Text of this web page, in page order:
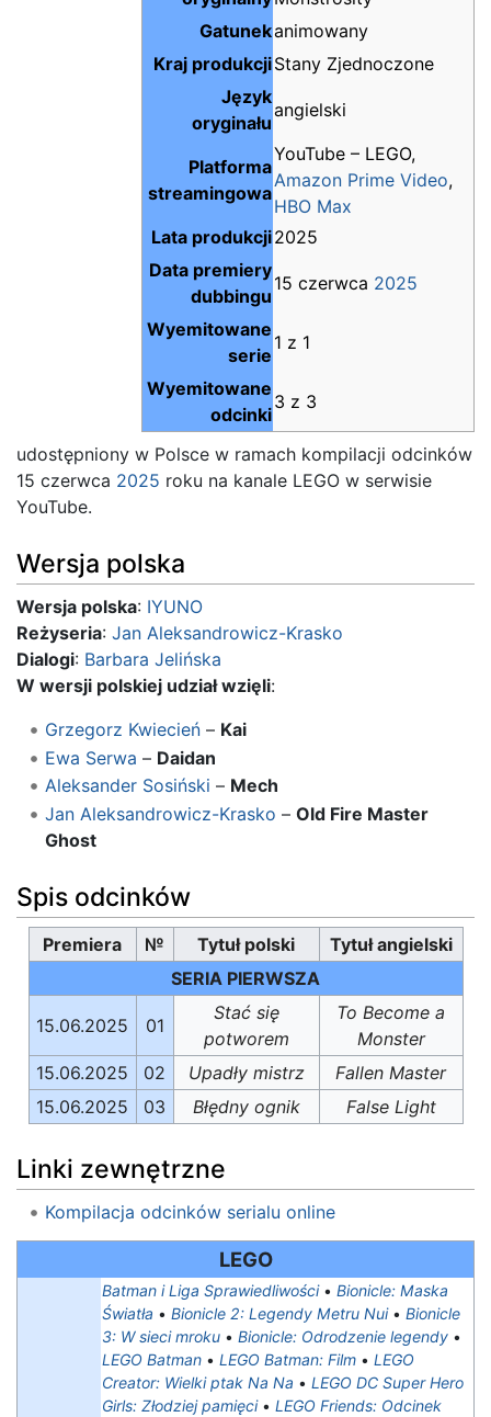
Gatunekanimowany
Kraj produkcjiStany Zjednoczone
Język
oryginału
angielski
Platforma
streamingowa
YouTube – LEGO,
Amazon Prime Video,
HBO Max
Lata produkcji2025
Data premiery
dubbingu
15 czerwca 2025
Wyemitowane
serie
1 z 1
Wyemitowane
odcinki
3 z 3
udostępniony w Polsce w ramach kompilacji odcinków
15 czerwca 2025 roku na kanale LEGO w serwisie
YouTube.
Wersja polska
Wersja polska: IYUNO
Reżyseria: Jan Aleksandrowicz-Krasko
Dialogi: Barbara Jelińska
W wersji polskiej udział wzięli:
Grzegorz Kwiecień– Kai
Ewa Serwa – Daidan
Aleksander Sosiński – Mech
Jan Aleksandrowicz-Krasko – Old Fire Master
Ghost
Spis odcinków
Premiera № Tytuł polski
Tytuł angielski
SERIA PIERWSZA
15.06.2025 01
Stać się
potworem
To Become a
Monster
15.06.2025
02 Upadły mistrz
Fallen Master
15.06.2025
03 Błędny ognik False Light
Linki zewnętrzne
Kompilacja odcinków serialu online
LEGO
Batman i Liga Sprawiedliwości• Bionicle: Maska
Światła • Bionicle 2: Legendy Metru Nui• Bionicle
3: W sieci mroku • Bionicle: Odrodzenie legendy •
LEGO Batman • LEGO Batman: Film • LEGO
Creator: Wielki ptak Na Na • LEGO DC Super Hero
Girls: Złodziej pamięci• LEGO Friends: Odcinek